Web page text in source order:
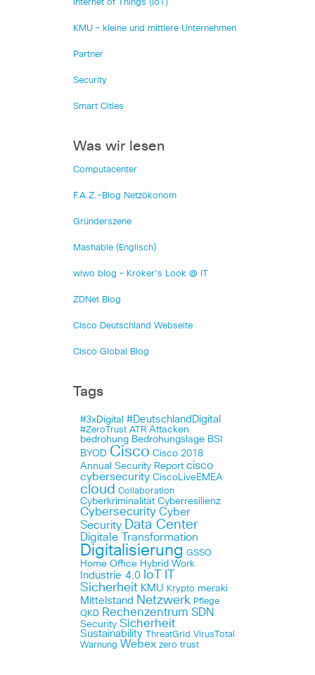
Internet of Things (IoT)
KMU – kleine und mittlere Unternehmen
Partner
Security
Smart Cities
Was wir lesen
Computacenter
F.A.Z.-Blog Netzökonom
Gründerszene
Mashable (Englisch)
wiwo blog – Kroker's Look @ IT
ZDNet Blog
Cisco Deutschland Webseite
Cisco Global Blog
Tags
#3xDigital #DeutschlandDigital
#ZeroTrust ATR Attacken
bedrohung Bedrohungslage BSI
BYOD Cisco Cisco 2018
Annual Security Report cisco
cybersecurity CiscoLiveEMEA
cloud Collaboration
Cyberkriminalität Cyberresilienz
Cybersecurity Cyber
Security Data Center
Digitale Transformation
Digitalisierung GSSO
Home Office Hybrid Work
Industrie 4.0 IoT
Sicherheit KMU Krypto meraki
Mittelstand Netzwerk Pflege
QKD Rechenzentrum SDN
Security Sicherheit
Sustainability ThreatGrid VirusTotal
Warnung Webex zero trust